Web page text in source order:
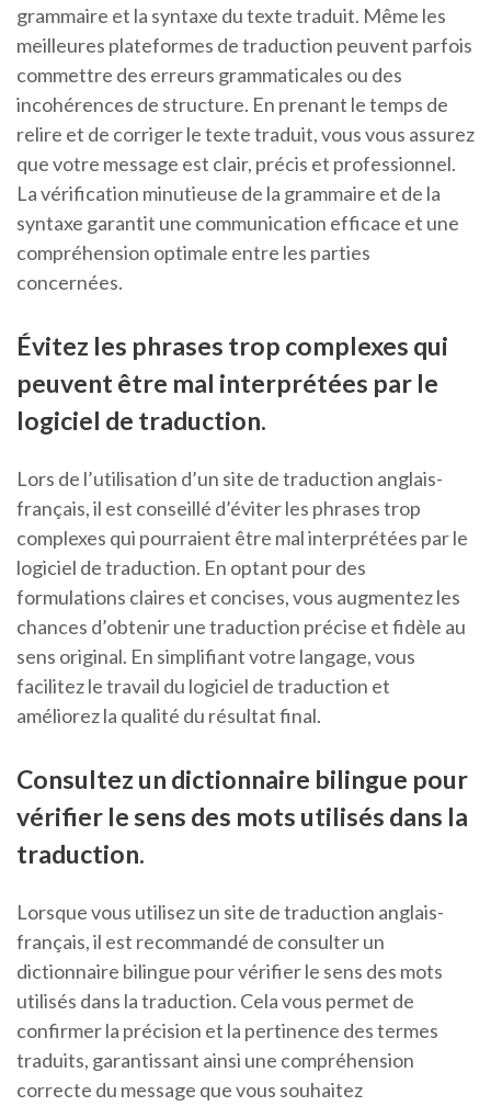
grammaire et la syntaxe du texte traduit. Même les
meilleures plateformes de traduction peuvent parfois
commettre des erreurs grammaticales ou des
incohérences de structure. En prenant le temps de
relire et de corriger le texte traduit, vous vous assurez
que votre message est clair, précis et professionnel.
La vérification minutieuse de la grammaire et de la
syntaxe garantit une communication efficace et une
compréhension optimale entre les parties
concernées.
Évitez les phrases trop complexes qui
peuvent être mal interprétées par le
logiciel de traduction.
Lors de l’utilisation d’un site de traduction anglais-
français, il est conseillé d’éviter les phrases trop
complexes qui pourraient être mal interprétées par le
logiciel de traduction. En optant pour des
formulations claires et concises, vous augmentez les
chances d’obtenir une traduction précise et fidèle au
sens original. En simplifiant votre langage, vous
facilitez le travail du logiciel de traduction et
améliorez la qualité du résultat final.
Consultez un dictionnaire bilingue pour
vérifier le sens des mots utilisés dans la
traduction.
Lorsque vous utilisez un site de traduction anglais-
français, il est recommandé de consulter un
dictionnaire bilingue pour vérifier le sens des mots
utilisés dans la traduction. Cela vous permet de
confirmer la précision et la pertinence des termes
traduits, garantissant ainsi une compréhension
correcte du message que vous souhaitez